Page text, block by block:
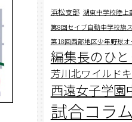
浜松支部 湖東中学校陸上
第8回セイブ自動車学校旗
第18回西部地区少年野球
編集長のひ
芳川北ワイルド
西遠女子学園
試合コラム